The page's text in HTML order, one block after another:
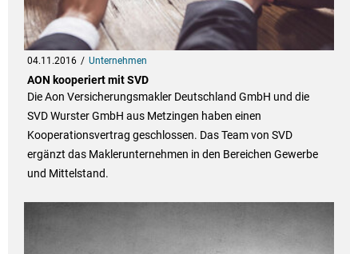
04.11.2016 Unternehmen
AON kooperiert mit SVD
Die Aon Versicherungsmakler Deutschland GmbH und die
SVD Wurster GmbH aus Metzingen haben einen
Kooperationsvertrag geschlossen. Das Team von SVD
ergänzt das Maklerunternehmen in den Bereichen Gewerbe
und Mittelstand.